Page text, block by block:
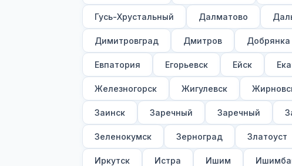
Гусь-Хрустальный Далматово
Димитровград Дмитров Добрянка
Евпатория Егорьевск Ейск
Железногорск Жигулевск
Заинск Заречный Заречный
Зеленокумск Зерноград Златоуст
Иркутск Истра Ишим